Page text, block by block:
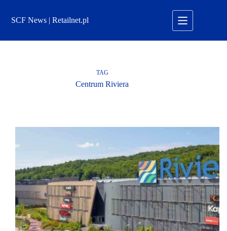
treściSCF News | Retailnet.pl
TAG
Centrum Riviera